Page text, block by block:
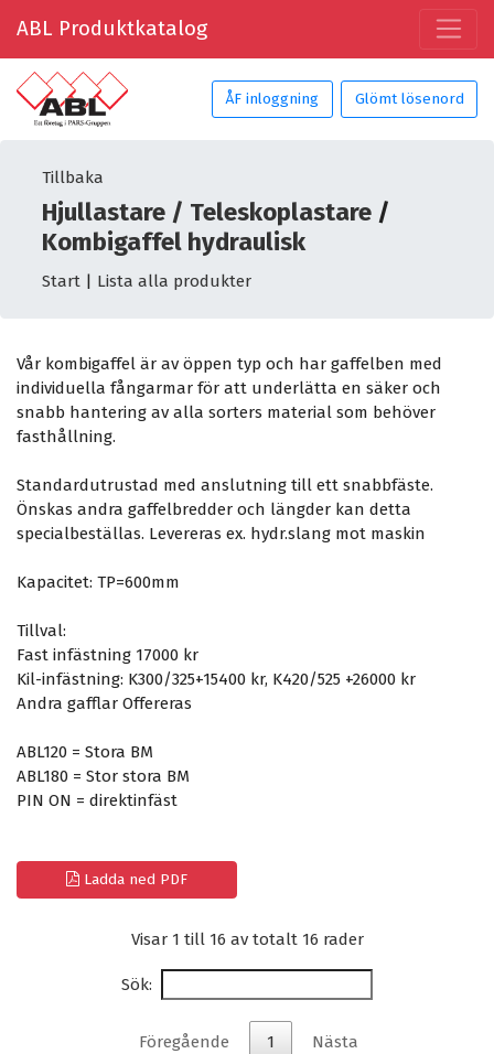
ABL Produktkatalog
ÅF inloggning Glömt lösenord
Tillbaka
Hjullastare / Teleskoplastare/
Kombigaffel hydraulisk
Start| Lista alla produkter
Vår kombigaffel är av öppen typ och har gaffelben med
individuella fångarmar för att underlätta en säker och
snabb hantering av alla sorters material som behöver
fasthållning.
Standardutrustad med anslutning till ett snabbfäste.
Önskas andra gaffelbredder och längder kan detta
specialbeställas. Levereras ex. hydr.slang mot maskin
Kapacitet: TP=600mm
Tillval:
Fast infästning 17000 kr
Kil-infästning: K300/325+15400 kr, K420/525 +26000 kr
Andra gafflar Offereras
ABL120 = Stora BM
ABL180 = Stor stora BM
PIN ON = direktinfäst
Ladda ned PDF
Visar 1 till 16 av totalt 16 rader
Sök:
Föregående 1 Nästa